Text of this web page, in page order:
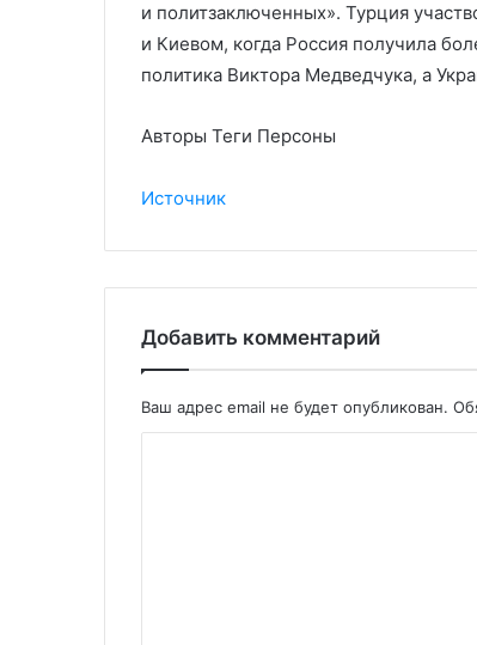
и политзаключенных». Турция
и Киевом, когда Россия получила
политика Виктора Медведчука, а
Авторы Теги Персоны
Источник
Добавить комментарий
Ваш адрес email не будет опубликован.